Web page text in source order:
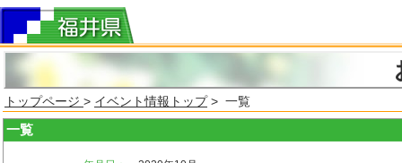
トップページ > イベント情報トップ> 一覧
一覧